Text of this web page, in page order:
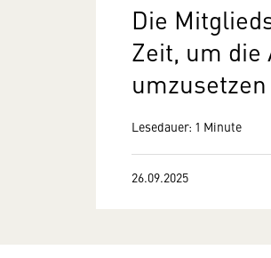
Die
Zeit, um die
umzusetzen
Lesedauer: 1 Minute
26.09.2025